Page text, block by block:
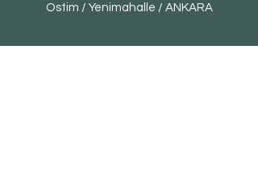
Ostim / Yenimahalle / ANKARA